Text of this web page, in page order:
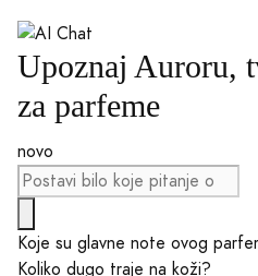
Upoznaj Auroru,
za parfeme
novo
Koje su glavne note ovog
Koliko dugo traje na koži?